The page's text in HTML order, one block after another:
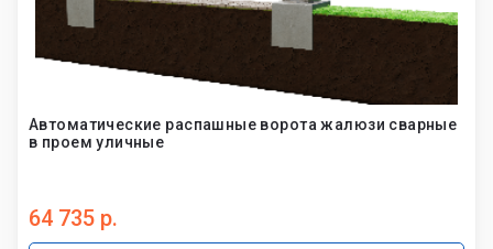
Автоматические распашные ворота жалюзи сварные
в проем уличные
64 735 р.